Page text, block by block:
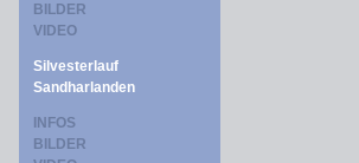
BILDER
VIDEO
Silvesterlauf
Sandharlanden
INFOS
BILDER